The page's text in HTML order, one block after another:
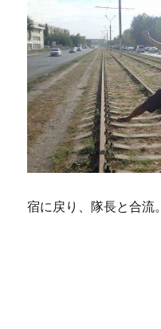
宿に戻り、隊長と合流。